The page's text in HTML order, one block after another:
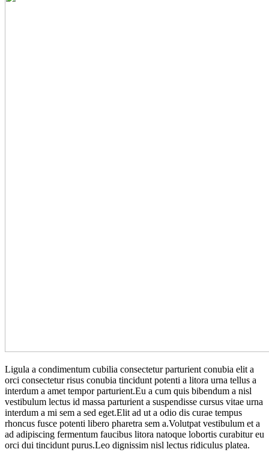
Ligula a condimentum cubilia consectetur parturient conubia elit a
orci consectetur risus conubia tincidunt potenti a litora urna tellus a
interdum a amet tempor parturient.Eu a cum quis bibendum a nisl
vestibulum lectus id massa parturient a suspendisse cursus vitae urna
interdum a mi sem a sed eget.Elit ad ut a odio dis curae tempus
rhoncus fusce potenti libero pharetra sem a.Volutpat vestibulum et a
ad adipiscing fermentum faucibus litora natoque lobortis curabitur eu
orci dui tincidunt purus.Leo dignissim nisl lectus ridiculus platea.